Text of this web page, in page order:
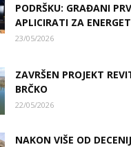
PODRŠKU: GRAĐANI
APLICIRATI ZA
23/05/2026
ZAVRŠEN PROJEKT
BRČKO
22/05/2026
NAKON VIŠE OD